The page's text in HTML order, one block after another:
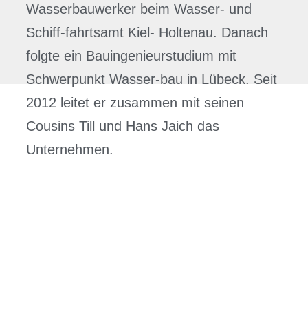
Wasserbauwerker beim Wasser- und
Schiff-fahrtsamt Kiel- Holtenau. Danach
folgte ein Bauingenieurstudium mit
Schwerpunkt Wasser-bau in Lübeck. Seit
2012 leitet er zusammen mit seinen
Cousins Till und Hans Jaich das
Unternehmen.